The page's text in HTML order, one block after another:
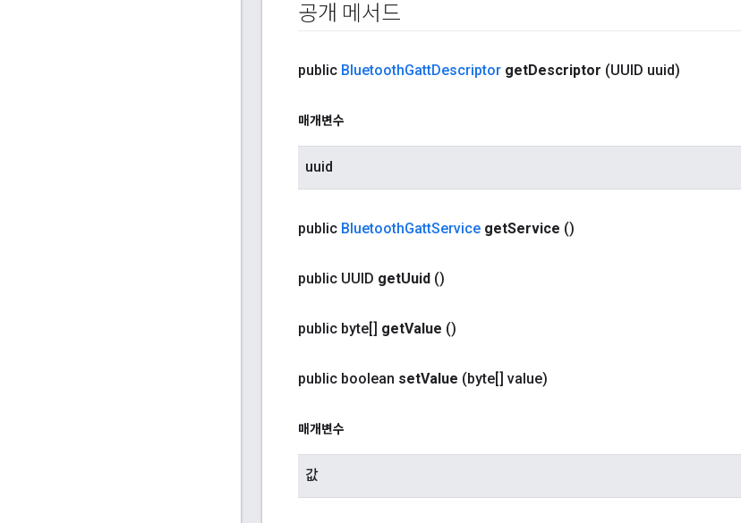
공개 메서드
public BluetoothGattDescriptor getDescriptor (UUID uuid)
매개변수
uuid
public BluetoothGattService getService ()
public UUID getUuid ()
public byte[] getValue ()
public boolean setValue (byte[] value)
매개변수
값